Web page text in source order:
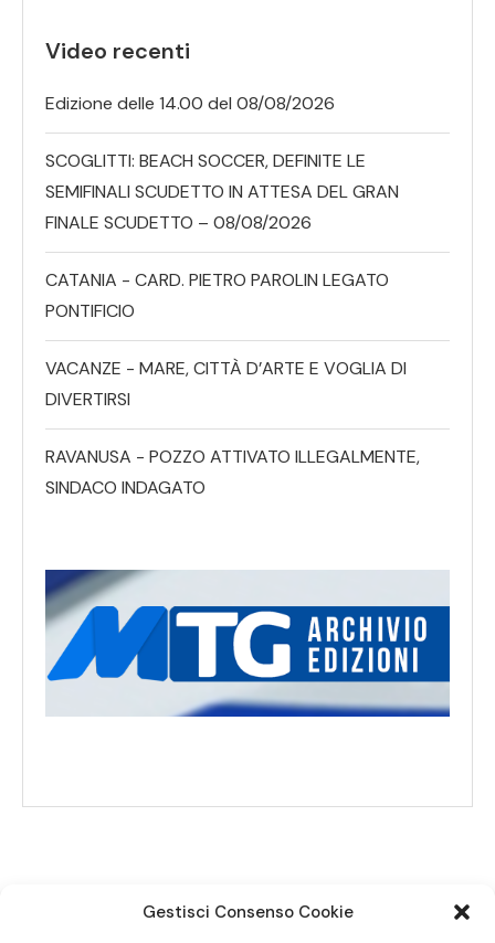
Gestisci Consenso Cookie
Video recenti
Edizione delle 14.00 del 08/08/2026
SCOGLITTI: BEACH SOCCER, DEFINITE LE
SEMIFINALI SCUDETTO IN ATTESA DEL GRAN
FINALE SCUDETTO – 08/08/2026
CATANIA - CARD. PIETRO PAROLIN LEGATO
PONTIFICIO
VACANZE - MARE, CITTÀ D’ARTE E VOGLIA DI
DIVERTIRSI
RAVANUSA - POZZO ATTIVATO ILLEGALMENTE,
SINDACO INDAGATO